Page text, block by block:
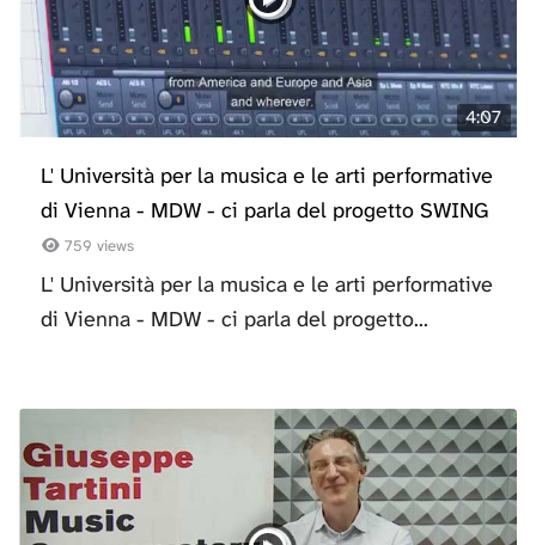
4:07
L' Università per la musica e le arti performative
di Vienna - MDW - ci parla del progetto SWING
759 views
L' Università per la musica e le arti performative
di Vienna - MDW - ci parla del progetto...